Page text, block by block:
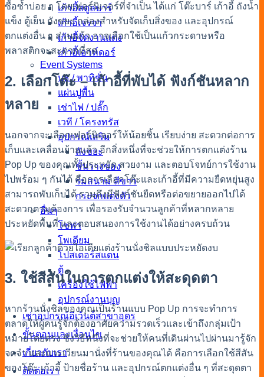
เก้าอี้สตูลบาร์
เก้าอี้เจรจา
เก้าอี้จัดงานแต่ง
เก้าอี้เอาท์ดอร์
Event Systems
บูธ / พาทิชั่น
แผ่นปูพื้น
เช่าไฟ / ปลั๊ก
เวที / โครงทรัส
อุปกรณ์เสริม
ถังขยะ
ชั้นวางของ
ร่มสนาม สีขาว
กระจกแต่งตัว
อื่นๆ
โซฟา
โพเดียม
โปสเตอร์สแตน
ตู้
เครื่องใช้ไฟฟ้า
อุปกรณ์งานบุญ
เช่าอุปกรณ์อีเว้นต์สาขาอุดร
ขั้นตอนและเงื่อนไข
เกี่ยวกับเรา
ติดต่อเรา
ซื้อซ้ำบ่อย ๆ โดยเฟอร์นิเจอร์ที่จำเป็น ได้แก่ โต๊ะบาร์ เก้าอี้ ถังน้ำ
แข็ง ตู้เย็น ถังขยะ กล่องสำหรับจัดเก็บสิ่งของ และอุปกรณ์
ตกแต่งอื่น ๆ ส่วนแก้ว อาจเลือกใช้เป็นแก้วกระดาษหรือ
พลาสติกจะสะดวกที่สุด
2. เลือกโต๊ะ – เก้าอี้ที่พับได้ ฟังก์ชันหลาก
หลาย
นอกจากจะเลือกเฟอร์นิเจอร์ให้น้อยชิ้น เรียบง่าย สะดวกต่อการ
เก็บและเคลื่อนย้ายแล้ว อีกสิ่งหนึ่งที่จะช่วยให้การตกแต่งร้าน
Pop Up ของคุณทั้งประหยัด สวยงาม และตอบโจทย์การใช้งาน
ไปพร้อม ๆ กันได้ คือการเลือกโต๊ะและเก้าอี้ที่มีความยืดหยุ่นสูง
สามารถพับเก็บได้ รวมถึงมีฟังก์ชันยืดหรือต่อขยายออกไปได้
สะดวกตามต้องการ เพื่อรองรับจำนวนลูกค้าที่หลากหลาย
ประหยัดพื้นที่ และตอบสนองการใช้งานได้อย่างครบถ้วน
3. ใช้สีสันในการตกแต่งให้สะดุดตา
หากร้านนั่งชิลของคุณเป็นร้านแบบ Pop Up การจะทำการ
ตลาดให้ผู้คนรู้จักต้องอาศัยความรวดเร็วและเข้าถึงกลุ่มเป้า
หมายโดยตรง ซึ่งวิธีหนึ่งที่จะช่วยให้คนที่เดินผ่านไปผ่านมารู้จัก
จดจำ และแวะเวียนมานั่งที่ร้านของคุณได้ คือการเลือกใช้สีสัน
ของโต๊ะ เก้าอี้ ป้ายชื่อร้าน และอุปกรณ์ตกแต่งอื่น ๆ ที่สะดุดตา